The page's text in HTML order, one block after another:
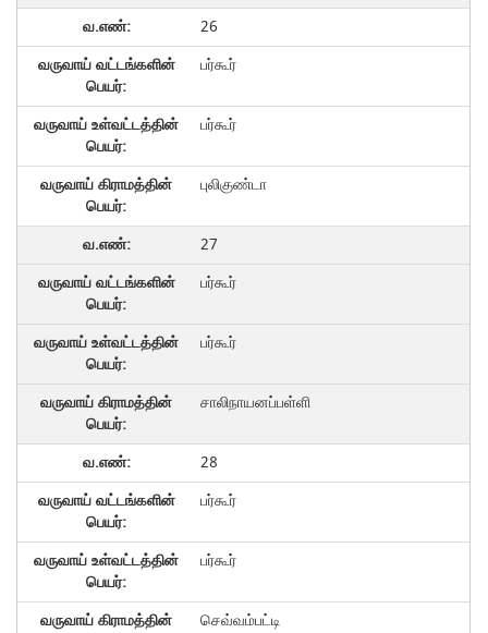
26
பர்கூர்
பர்கூர்
புலிகுண்டா
27
பர்கூர்
பர்கூர்
சாலிநாயனப்பள்ளி
28
பர்கூர்
பர்கூர்
செவ்வம்பட்டி